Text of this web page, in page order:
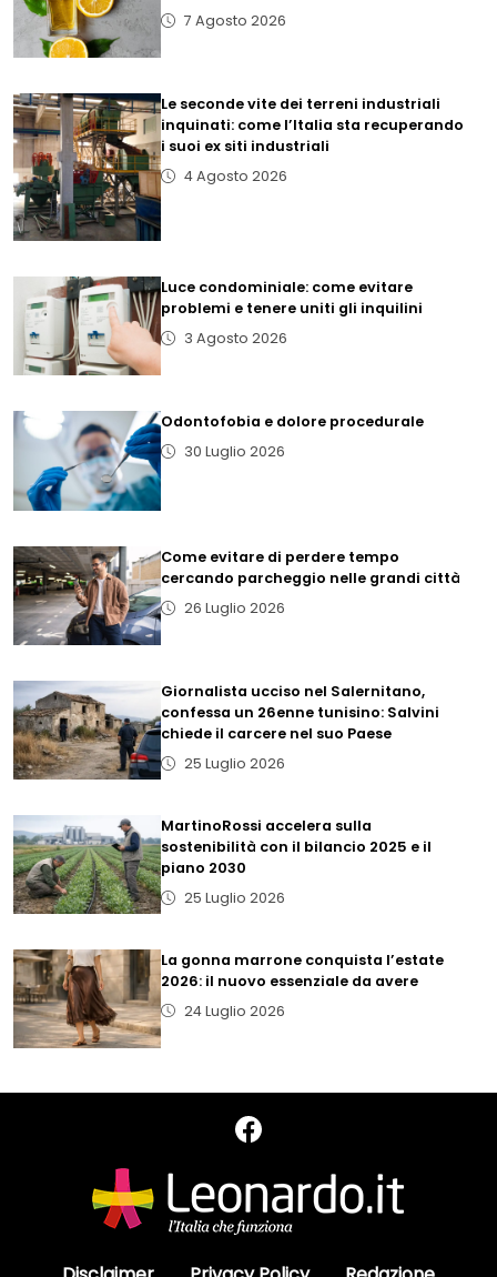
7 Agosto 2026
Le seconde vite dei terreni industriali
inquinati: come l’Italia sta recuperando
i suoi ex siti industriali
4 Agosto 2026
Luce condominiale: come evitare
problemi e tenere uniti gli inquilini
3 Agosto 2026
Odontofobia e dolore procedurale
30 Luglio 2026
Come evitare di perdere tempo
cercando parcheggio nelle grandi città
26 Luglio 2026
Giornalista ucciso nel Salernitano,
confessa un 26enne tunisino: Salvini
chiede il carcere nel suo Paese
25 Luglio 2026
MartinoRossi accelera sulla
sostenibilità con il bilancio 2025 e il
piano 2030
25 Luglio 2026
La gonna marrone conquista l’estate
2026: il nuovo essenziale da avere
24 Luglio 2026